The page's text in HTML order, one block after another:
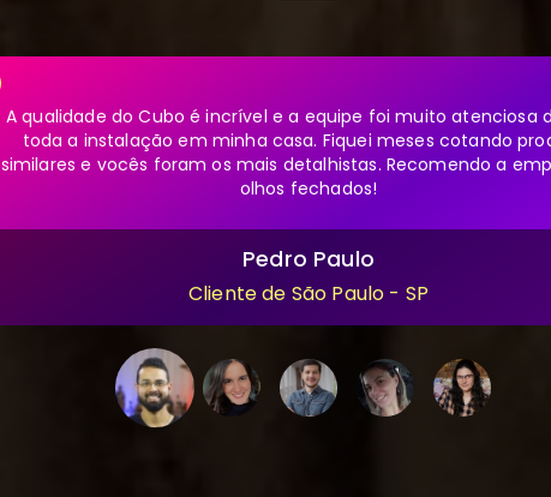
A qualidade do Cubo é incrível e a equipe foi muito atenciosa
toda a instalação em minha casa. Fiquei meses cotando
similares e vocês foram os mais detalhistas. Recomendo a
olhos fechados!
Pedro Paulo
Cliente de São Paulo - SP